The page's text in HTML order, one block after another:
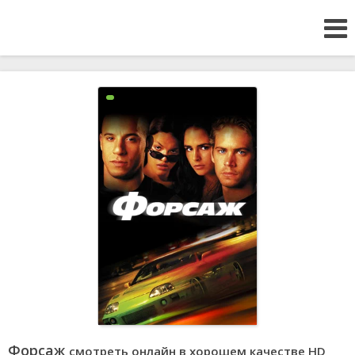
Форсаж смотреть онлайн в хорошем качестве HD